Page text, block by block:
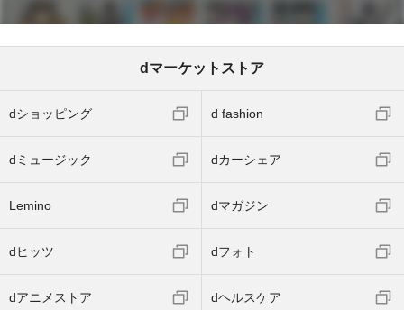
dマーケットストア
dショッピング d fashion
dミュージック dカーシェア
Lemino dマガジン
dヒッツ dフォト
dアニメストア dヘルスケア